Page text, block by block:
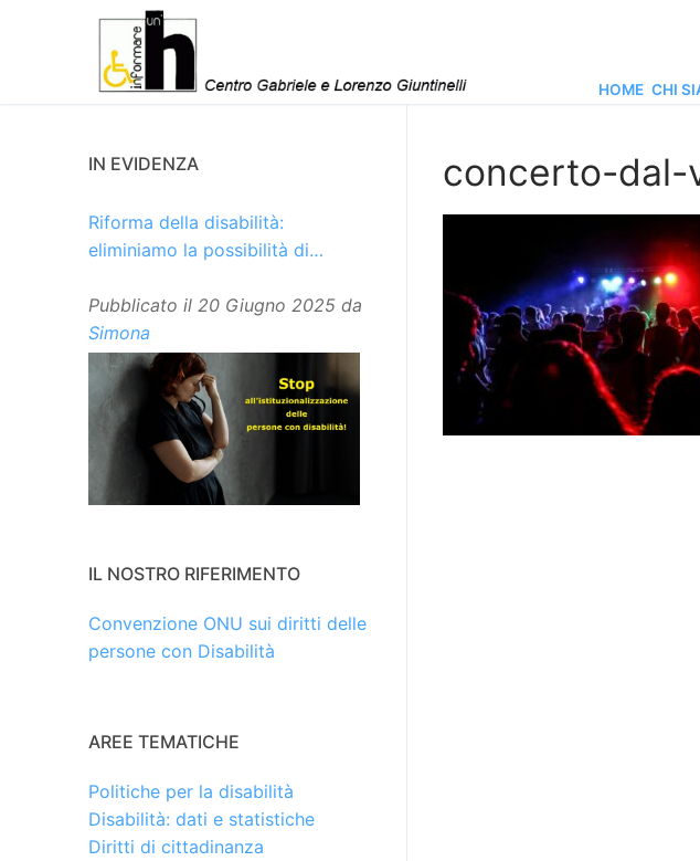
HOME CHI
concerto-dal-
IN EVIDENZA
Riforma della disabilità:
eliminiamo la possibilità di
Pubblicato il 20 Giugno 2025 da
Simona
IL NOSTRO RIFERIMENTO
Convenzione ONU sui diritti delle
persone con Disabilità
AREE TEMATICHE
Politiche per la disabilità
Disabilità: dati e statistiche
Diritti di cittadinanza